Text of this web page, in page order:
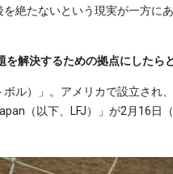
絶たないという現実が一方に
解決するための拠点にしたら
ル）」。アメリカで設立され
（以下、LFJ）」が2月16日